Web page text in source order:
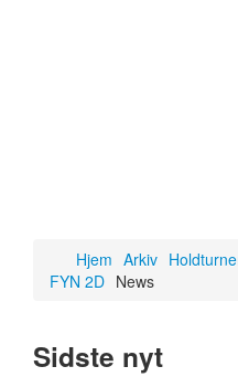
Hjem Arkiv
FYN 2D News
Sidste nyt